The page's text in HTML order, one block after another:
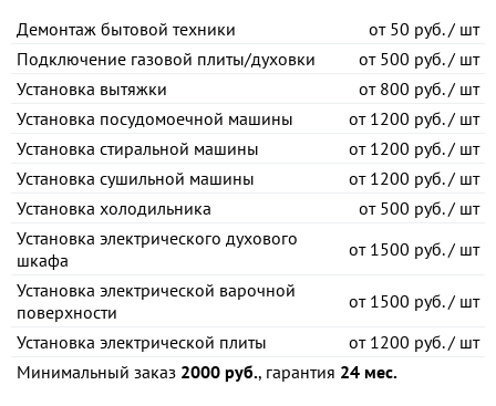
Демонтаж бытовой техники
от50 руб. / шт
Подключение газовой плиты/духовки
от500 руб. / шт
Установка вытяжки
от800 руб. / шт
Установка посудомоечной машины
от1200 руб. / шт
Установка стиральной машины
от1200 руб. / шт
Установка сушильной машины
от1200 руб. / шт
Установка холодильника
от500 руб. / шт
Установка электрического духового
шкафа
от1500 руб. / шт
Установка электрической варочной
поверхности
от1500 руб. / шт
Установка электрической плиты
от1200 руб. / шт
Минимальный заказ 2000 руб., гарантия 24 мес.